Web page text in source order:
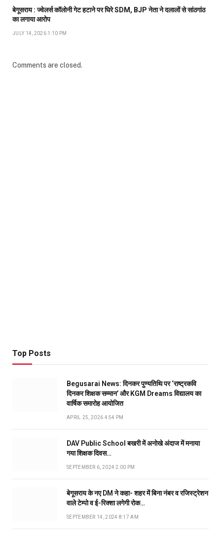
बेगूसराय : ज्वेलर्स कॉलोनी गेट हटाने पर घिरे SDM, BJP नेता ने दलालों से सांठगांठ
का लगाया आरोप
JULY 14, 2026 1:10 PM
Comments are closed.
Top Posts
Begusarai News: दिनकर पुण्यतिथि पर ‘राष्ट्रकवि
दिनकर शिक्षक सम्मान’ और KGM Dreams विद्यालय का
वार्षिक समारोह आयोजित
APRIL 25, 2026 4:54 PM
DAV Public School बखरी में अनोखे अंदाज में मनाया
गया शिक्षक दिवस…
SEPTEMBER 6, 2024 2:00 PM
बेगूसराय के नए DM ने कहा- शहर में बिना नंबर व रजिस्ट्रेशन
वाले टेम्पो व ई-रिक्शा लगेगी रोक…
SEPTEMBER 14, 2024 8:17 AM